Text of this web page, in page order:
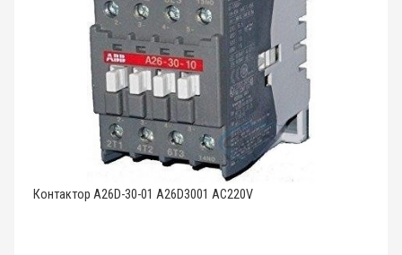
Контактор A26D-30-01 A26D3001 AC220V